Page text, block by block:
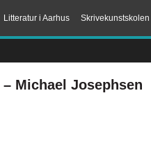
Skrivekunstskolen
Litteratur i Aarhus
Michael Josephsen